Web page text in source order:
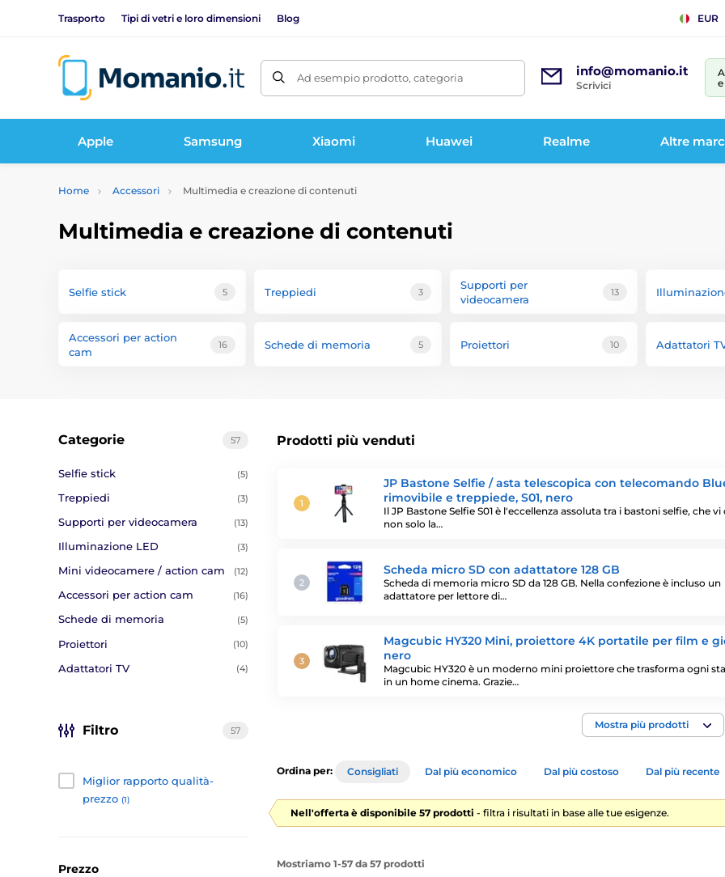
Trasporto Tipi di vetri e loro dimensioni Blog EUR
Ad esempio prodotto, categoria info@momanio.it
Scrivici
Apple Samsung Xiaomi Huawei Realme Altre
Home Accessori Multimedia e creazione di contenuti
Multimedia e creazione di contenuti
Selfie stick 5 Treppiedi 3
Supporti per
videocamera
13
Accessori per action
cam
16 Schede di memoria 5 Proiettori 10 Adattatori
Prodotti più venduti
JP Bastone Selfie / asta telescopica con telecomando
rimovibile e treppiede, S01, nero
Il JP Bastone Selfie S01 è l'eccellenza assoluta tra i bastoni selfie, che vi
non solo la…
Scheda micro SD con adattatore 128 GB
Scheda di memoria micro SD da 128 GB. Nella confezione è incluso un
adattatore per lettore di…
Magcubic HY320 Mini, proiettore 4K portatile per film e
nero
Magcubic HY320 è un moderno mini proiettore che trasforma ogni
in un home cinema. Grazie…
Mostra più prodotti
57
Categorie
Selfie stick (5)
Treppiedi (3)
Supporti per videocamera (13)
Illuminazione LED (3)
Mini videocamere / action cam (12)
Accessori per action cam (16)
Schede di memoria (5)
Proiettori (10)
Adattatori TV (4)
Filtro 57
Miglior rapporto qualità-
prezzo (1)
Prezzo
Ordina per: Consigliati Dal più economico Dal più costoso Dal più recente
Nell'offerta è disponibile 57 prodotti - filtra i risultati in base alle tue esigenze.
Mostriamo 1-57 da 57 prodotti